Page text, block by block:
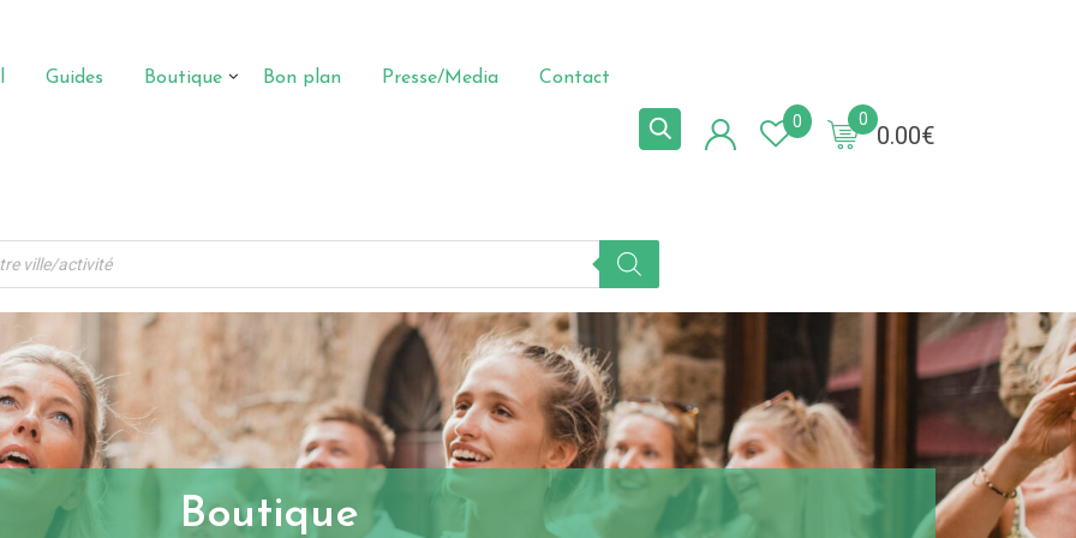
Guides Boutique Bon plan Presse/Media Contact
0.00€
0
0
Boutique